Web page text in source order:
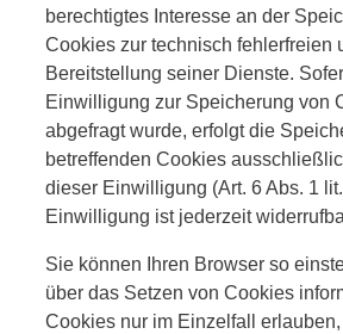
berechtigtes Interesse an der
Cookies zur technisch fehlerfreien
Bereitstellung seiner Dienste.
Einwilligung zur Speicherung von
abgefragt wurde, erfolgt die
betreffenden Cookies
dieser Einwilligung (Art. 6 Abs. 1
Einwilligung ist jederzeit
Sie können Ihren Browser so
über das Setzen von Cookies
Cookies nur im Einzelfall